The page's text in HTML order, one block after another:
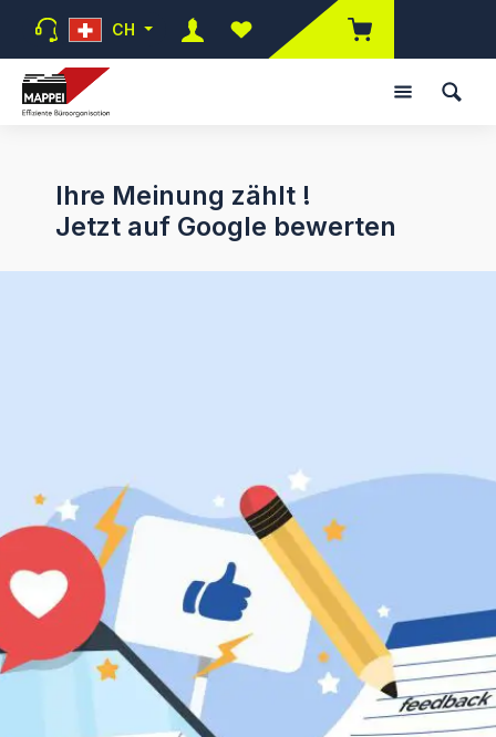
Zum Hauptinhalt springen
CH
Du hast 0 Produkte auf dem
Ihre Meinung zählt !
Jetzt auf Google bewerten